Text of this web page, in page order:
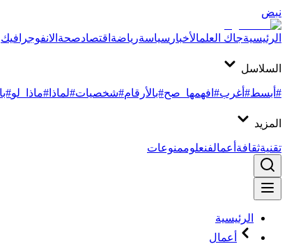
نبض
الرئيسيةجاك العلمالأخبار سياسةرياضة اقتصادصحة الانفوجرافيك
السلاسل
#أبسط#أغرب#افهمها_صح#بالأرقام#شخصيات#لماذا #ماذا_لو
المزيد
تقنيةثقافة أعمالفنعلوممنوعات
الرئيسية
أعمال